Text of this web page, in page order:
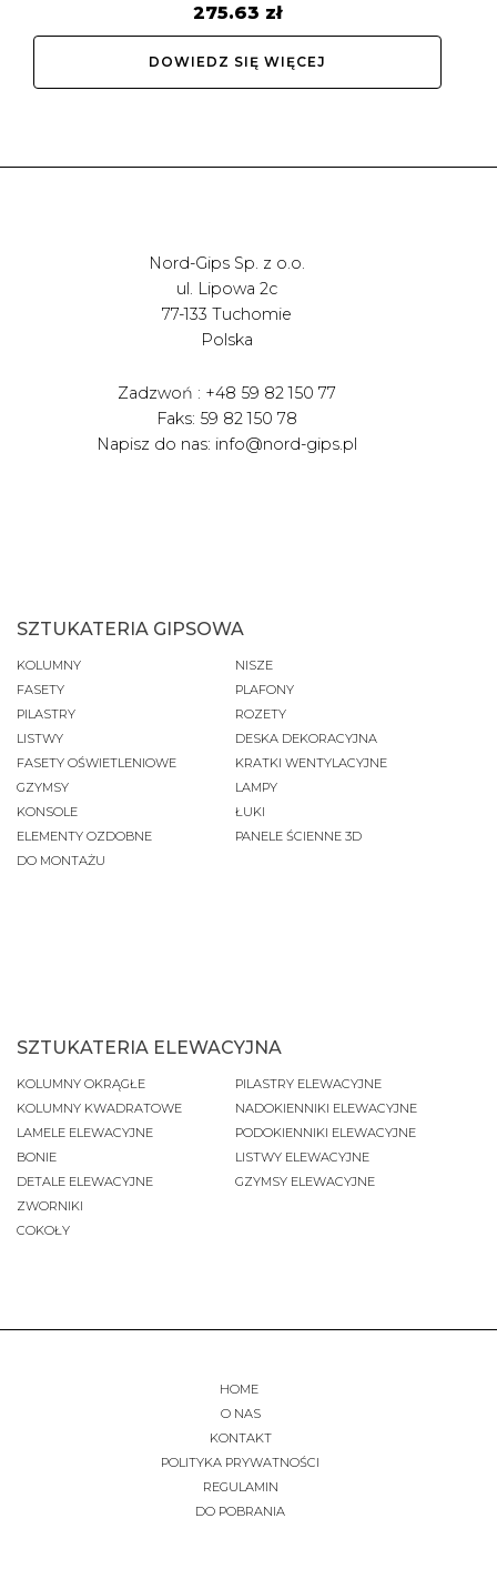
275.63 zł
DOWIEDZ SIĘ WIĘCEJ
Nord-Gips Sp. z o.o.
ul. Lipowa 2c
77-133 Tuchomie
Polska
Zadzwoń : +48 59 82 150 77
Faks: 59 82 150 78
Napisz do nas: info@nord-gips.pl
SZTUKATERIA GIPSOWA
KOLUMNY
FASETY
PILASTRY
LISTWY
FASETY OŚWIETLENIOWE
GZYMSY
KONSOLE
ELEMENTY OZDOBNE
DO MONTAŻU
NISZE
PLAFONY
ROZETY
DESKA DEKORACYJNA
KRATKI WENTYLACYJNE
LAMPY
ŁUKI
PANELE ŚCIENNE 3D
SZTUKATERIA ELEWACYJNA
KOLUMNY OKRĄGŁE
KOLUMNY KWADRATOWE
LAMELE ELEWACYJNE
BONIE
DETALE ELEWACYJNE
ZWORNIKI
COKOŁY
PILASTRY ELEWACYJNE
NADOKIENNIKI ELEWACYJNE
PODOKIENNIKI ELEWACYJNE
LISTWY ELEWACYJNE
GZYMSY ELEWACYJNE
HOME
O NAS
KONTAKT
POLITYKA PRYWATNOŚCI
REGULAMIN
DO POBRANIA